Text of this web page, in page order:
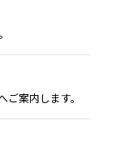
案内します。